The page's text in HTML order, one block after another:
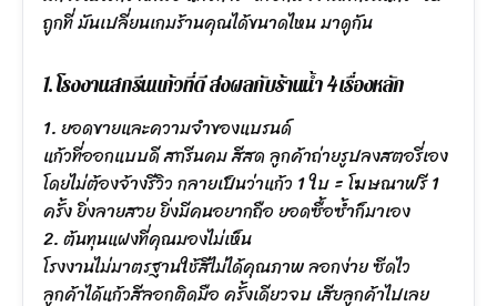
ถูกที่ มันเปลี่ยนเกมร้านคุณได้ขนาดไหน มาดูกัน
1. โรงงานสกรีนแก้วที่ดี ส่งผลกับร้านน้ำ 4 เรื่องหลัก
1. ยอดขายและความจำของแบรนด์
แก้วที่ออกแบบดี สกรีนคม สีสด ลูกค้าถ่ายรูปลงสตอรี่เอง
โดยไม่ต้องจ้างรีวิว กลายเป็นว่าแก้ว 1 ใบ = โฆษณาฟรี 1
ครั้ง ยิ่งลายสวย ยิ่งมีคนอยากถือ ยอดซื้อซ้ำก็มาเอง
2. ต้นทุนแฝงที่คุณมองไม่เห็น
โรงงานไม่มาตรฐานใช้สีไม่ได้คุณภาพ ลอกง่าย ซีดไว
ลูกค้าได้แก้วสีลอกติดมือ ครั้งเดียวจบ เสียลูกค้าไปเลย